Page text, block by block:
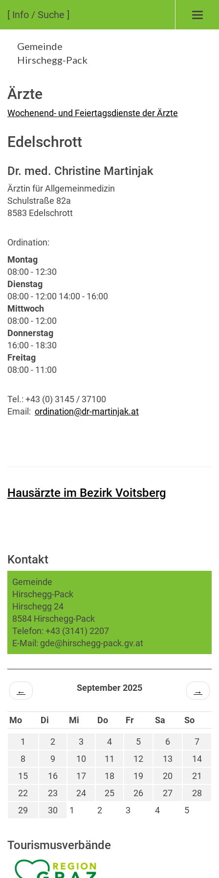
[ Info / Suche ]
Gemeinde
Hirschegg-Pack
Ärzte
Wochenend- und Feiertagsdienste der Ärzte
Edelschrott
Dr. med. Christine Martinjak
Ärztin für Allgemeinmedizin
Schulstraße 82a
8583 Edelschrott
Ordination:
Montag
08:00 - 12:30
Dienstag
08:00 - 12:00 14:00 - 16:00
Mittwoch
08:00 - 12:00
Donnerstag
16:00 - 18:30
Freitag
08:00 - 11:00
Tel.: +43 (0) 3145 / 37100
Email: ordination@dr-martinjak.at
Hausärzte im Bezirk Voitsberg
Kontakt
Gemeinde
Hirschegg-Pack
Hirschegg 24
8584 Hirschegg-Pack
Telefon: +43 (3141) 2207
E-Mail: gde@hirschegg-pack.gv.at
← September 2025 →
Mo Di Mi Do Fr Sa So
1 2 3 4 5 6
7
8
9 10 11 12 13
14
15
16 17 18 19 20
21
22
23 24 25 26 27
28
29
30 1 2 3 4 5
Tourismusverbände